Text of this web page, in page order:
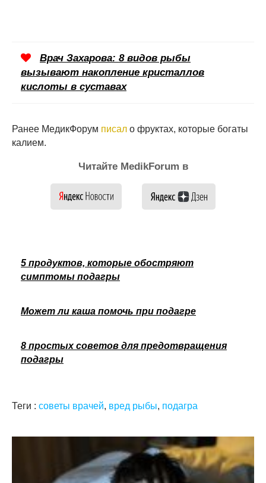
Врач Захарова: 8 видов рыбы
вызывают накопление кристаллов
кислоты в суставах
Ранее МедикФорум писал о фруктах, которые богаты
калием.
Читайте MedikForum в
5 продуктов, которые обостряют
симптомы подагры
Может ли каша помочь при подагре
8 простых советов для предотвращения
подагры
Теги : советы врачей, вред рыбы, подагра